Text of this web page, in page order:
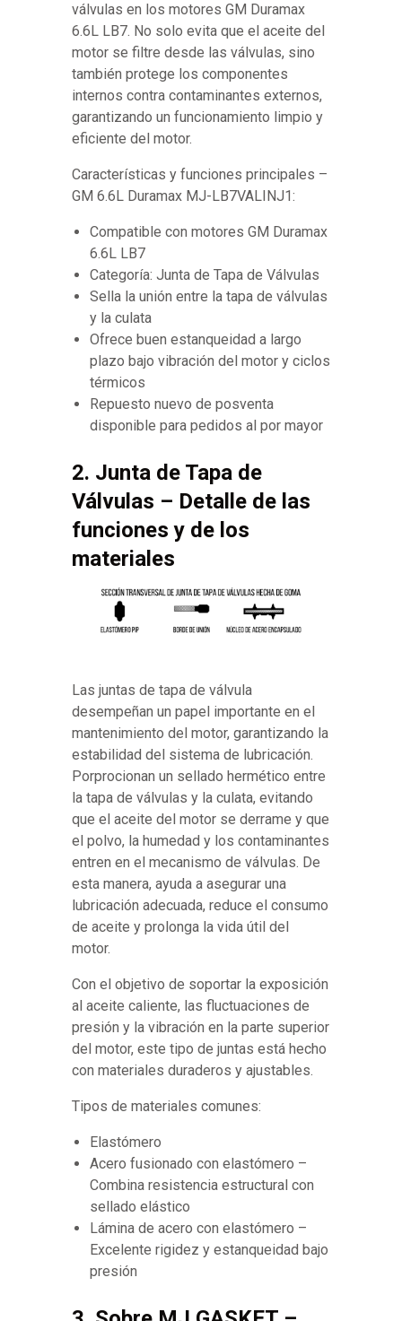
válvulas en los motores GM Duramax
6.6L LB7. No solo evita que el aceite del
motor se filtre desde las válvulas, sino
también protege los componentes
internos contra contaminantes externos,
garantizando un funcionamiento limpio y
eficiente del motor.
Características y funciones principales –
GM 6.6L Duramax MJ-LB7VALINJ1:
Compatible con motores GM Duramax
6.6L LB7
Categoría: Junta de Tapa de Válvulas
Sella la unión entre la tapa de válvulas
y la culata
Ofrece buen estanqueidad a largo
plazo bajo vibración del motor y ciclos
térmicos
Repuesto nuevo de posventa
disponible para pedidos al por mayor
2. Junta de Tapa de
Válvulas – Detalle de las
funciones y de los
materiales
Las juntas de tapa de válvula
desempeñan un papel importante en el
mantenimiento del motor, garantizando la
estabilidad del sistema de lubricación.
Porprocionan un sellado hermético entre
la tapa de válvulas y la culata, evitando
que el aceite del motor se derrame y que
el polvo, la humedad y los contaminantes
entren en el mecanismo de válvulas. De
esta manera, ayuda a asegurar una
lubricación adecuada, reduce el consumo
de aceite y prolonga la vida útil del
motor.
Con el objetivo de soportar la exposición
al aceite caliente, las fluctuaciones de
presión y la vibración en la parte superior
del motor, este tipo de juntas está hecho
con materiales duraderos y ajustables.
Tipos de materiales comunes:
Elastómero
Acero fusionado con elastómero –
Combina resistencia estructural con
sellado elástico
Lámina de acero con elastómero –
Excelente rigidez y estanqueidad bajo
presión